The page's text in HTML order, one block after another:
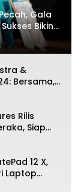
Gala
Bikin
&
Bersama,
Rilis
Siap
2024
12 X,
Laptop
Desain